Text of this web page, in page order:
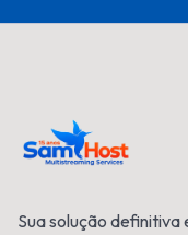
Sua solução